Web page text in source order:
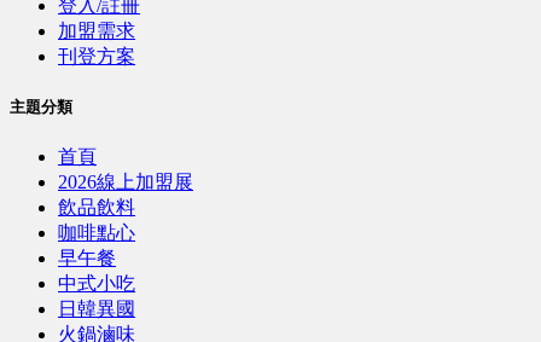
登入/註冊
加盟需求
刊登方案
主題分類
首頁
2026線上加盟展
飲品飲料
咖啡點心
早午餐
中式小吃
日韓異國
火鍋滷味